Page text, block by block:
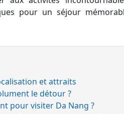
pour un séjour
et attraits
le détour ?
pour visiter Da Nang ?